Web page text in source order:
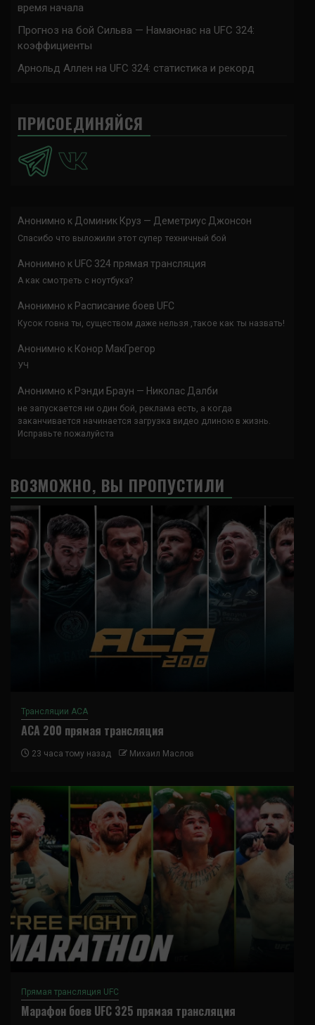
время начала
Прогноз на бой Сильва — Намаюнас на UFC 324:
коэффициенты
Арнольд Аллен на UFC 324: статистика и рекорд
ПРИСОЕДИНЯЙСЯ
Анонимно к Доминик Круз — Деметриус Джонсон
Спасибо что выложили этот супер техничный бой
Анонимно к UFC 324 прямая трансляция
А как смотреть с ноутбука?
Анонимно к Расписание боев UFC
Кусок говна ты, существом даже нельзя ,такое как ты назвать!
Анонимно к Конор МакГрегор
УЧ
Анонимно к Рэнди Браун — Николас Далби
не запускается ни один бой, реклама есть, а когда
заканчивается начинается загрузка видео длиною в жизнь.
Исправьте пожалуйста
ВОЗМОЖНО, ВЫ ПРОПУСТИЛИ
Трансляции ACA
ACA 200 прямая трансляция
23 часа тому назад Михаил Маслов
Прямая трансляция UFC
Марафон боев UFC 325 прямая трансляция